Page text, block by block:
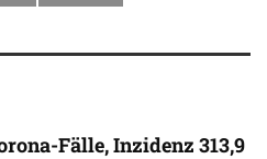
Fälle, Inzidenz 313,9